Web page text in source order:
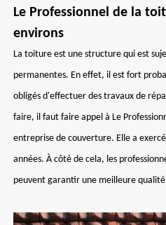
Le Professionnel de la
environs
La toiture est une structure qui est
permanentes. En effet, il est fort
obligés d'effectuer des travaux de
faire, il faut faire appel à Le
entreprise de couverture. Elle a
années. À côté de cela, les
peuvent garantir une meilleure